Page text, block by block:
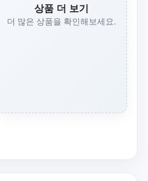
상품 더 보기
더 많은 상품을 확인해보세요.